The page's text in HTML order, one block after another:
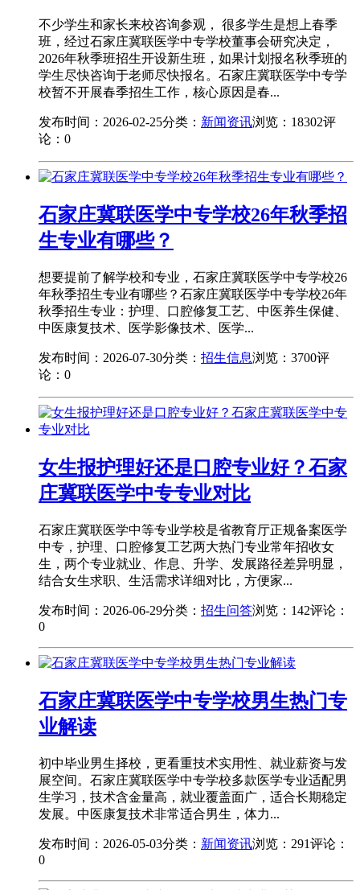
不少学生和家长来校咨询参观， 很多学生是想上春季
班，经过石家庄冀联医学中专学校董事会研究决定，
2026年秋季班招生开设新生班，如果计划报名秋季班的
学生尽快咨询于老师尽快报名。石家庄冀联医学中专学
校暂不开展春季招生工作，核心原因是春...
发布时间：2026-02-25分类： 新闻资讯浏览：18302评
论：0
石家庄冀联医学中专学校26年秋季招
生专业有哪些？
想要提前了解学校和专业，石家庄冀联医学中专学校26
年秋季招生专业有哪些？石家庄冀联医学中专学校26年
秋季招生专业：护理、口腔修复工艺、中医养生保健、
中医康复技术、医学影像技术、医学...
发布时间：2026-07-30分类： 招生信息浏览：3700评
论：0
女生报护理好还是口腔专业好？石家
庄冀联医学中专专业对比
石家庄冀联医学中等专业学校是省教育厅正规备案医学
中专，护理、口腔修复工艺两大热门专业常年招收女
生，两个专业就业、作息、升学、发展路径差异明显，
结合女生求职、生活需求详细对比，方便家...
发布时间：2026-06-29分类： 招生问答浏览：142评论：
0
石家庄冀联医学中专学校男生热门专
业解读
初中毕业男生择校，更看重技术实用性、就业薪资与发
展空间。石家庄冀联医学中专学校多款医学专业适配男
生学习，技术含金量高，就业覆盖面广，适合长期稳定
发展。中医康复技术非常适合男生，体力...
发布时间：2026-05-03分类： 新闻资讯浏览：291评论：
0